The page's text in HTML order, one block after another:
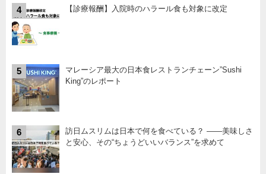
4 【診療報酬】入院時のハラール食も対象に改定
5
マレーシア最大の日本食レストランチェーン”Sushi
King”のレポート
6
訪日ムスリムは日本で何を食べている？ ――美味しさ
と安心、その“ちょうどいいバランス”を求めて